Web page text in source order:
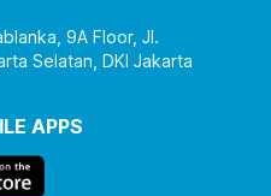
9A Floor, Jl.
Selatan, DKI Jakarta
APPS